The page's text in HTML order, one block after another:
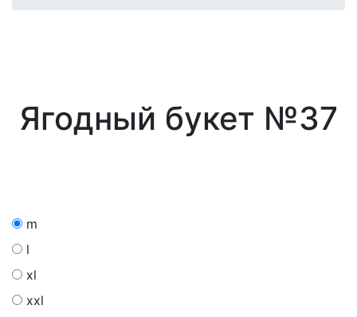
Ягодный букет №37
m
l
xl
xxl